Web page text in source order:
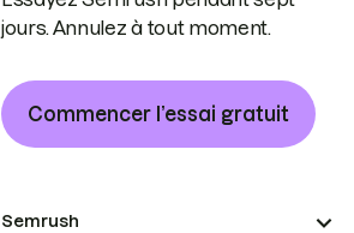
jours. Annulez à tout moment.
Commencer l’essai gratuit
Semrush